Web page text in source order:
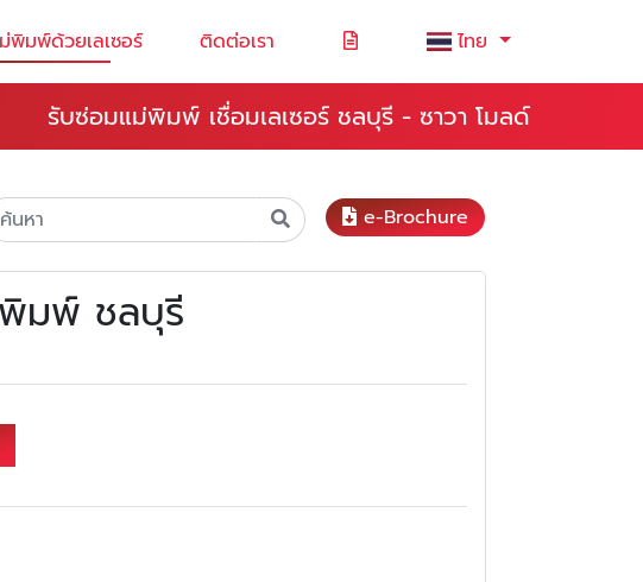
พิมพ์ด้วยเลเซอร์ ติดต่อเรา ไทย
รับซ่อมแม่พิมพ์ เชื่อมเลเซอร์ ชลบุรี - ซาวา โมลด์
e-Brochure
พิมพ์ ชลบุรี